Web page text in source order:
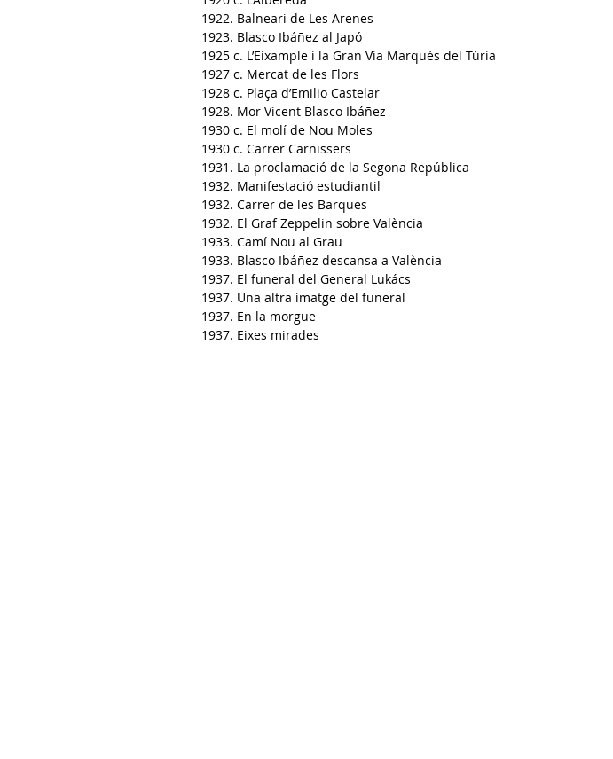
1922. Balneari de Les Arenes
1923. Blasco Ibáñez al Japó
1925 c. L’Eixample i la Gran Via Marqués del Túria
1927 c. Mercat de les Flors
1928 c. Plaça d’Emilio Castelar
1928. Mor Vicent Blasco Ibáñez
1930 c. El molí de Nou Moles
1930 c. Carrer Carnissers
1931. La proclamació de la Segona República
1932. Manifestació estudiantil
1932. Carrer de les Barques
1932. El Graf Zeppelin sobre València
1933. Camí Nou al Grau
1933. Blasco Ibáñez descansa a València
1937. El funeral del General Lukács
1937. Una altra imatge del funeral
1937. En la morgue
1937. Eixes mirades